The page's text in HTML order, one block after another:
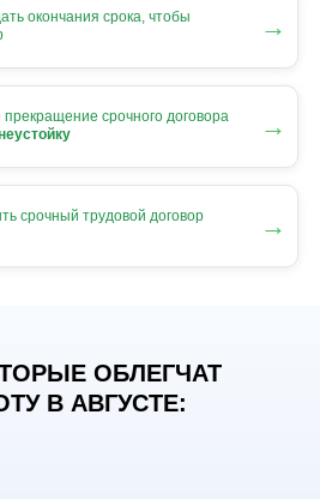
окончания срока, чтобы
→
прекращение срочного договора
→
срочный трудовой договор
→
ОБЛЕГЧАТ
В АВГУСТЕ: